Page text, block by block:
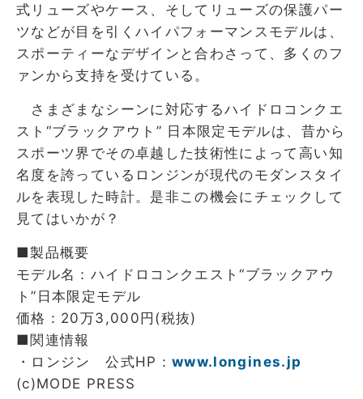
式リューズやケース、そしてリューズの保護パー
ツなどが目を引くハイパフォーマンスモデルは、
スポーティーなデザインと合わさって、多くのフ
ァンから支持を受けている。
さまざまなシーンに対応するハイドロコンクエ
スト“ブラックアウト” 日本限定モデルは、昔から
スポーツ界でその卓越した技術性によって高い知
名度を誇っているロンジンが現代のモダンスタイ
ルを表現した時計。是非この機会にチェックして
見てはいかが？
■製品概要
モデル名：ハイドロコンクエスト“ブラックアウ
ト”日本限定モデル
価格：20万3,000円(税抜)
■関連情報
・ロンジン 公式HP： www.longines.jp
(c)MODE PRESS